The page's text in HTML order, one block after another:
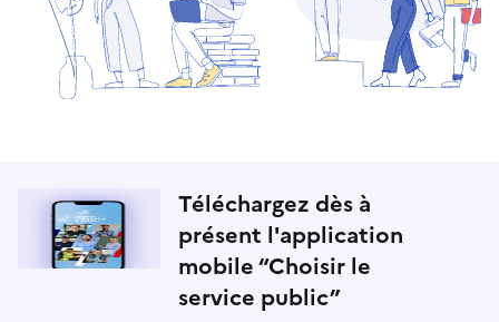
Téléchargez dès à
présent l'application
mobile “Choisir le
service public”